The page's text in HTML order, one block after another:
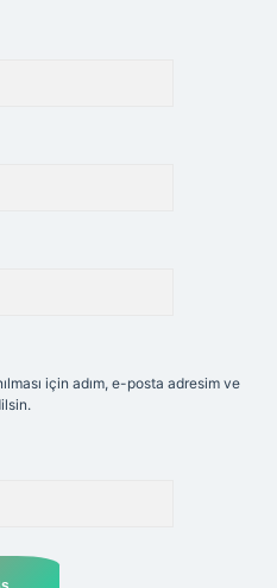
için adım, e-posta adresim ve